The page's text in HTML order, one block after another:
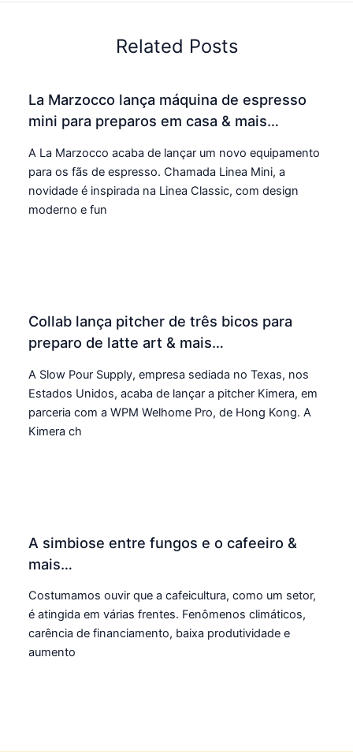
Related Posts
La Marzocco lança máquina de espresso
mini para preparos em casa & mais…
A La Marzocco acaba de lançar um novo equipamento
para os fãs de espresso. Chamada Linea Mini, a
novidade é inspirada na Linea Classic, com design
moderno e fun
Collab lança pitcher de três bicos para
preparo de latte art & mais…
A Slow Pour Supply, empresa sediada no Texas, nos
Estados Unidos, acaba de lançar a pitcher Kimera, em
parceria com a WPM Welhome Pro, de Hong Kong. A
Kimera ch
A simbiose entre fungos e o cafeeiro &
mais…
Costumamos ouvir que a cafeicultura, como um setor,
é atingida em várias frentes. Fenômenos climáticos,
carência de financiamento, baixa produtividade e
aumento